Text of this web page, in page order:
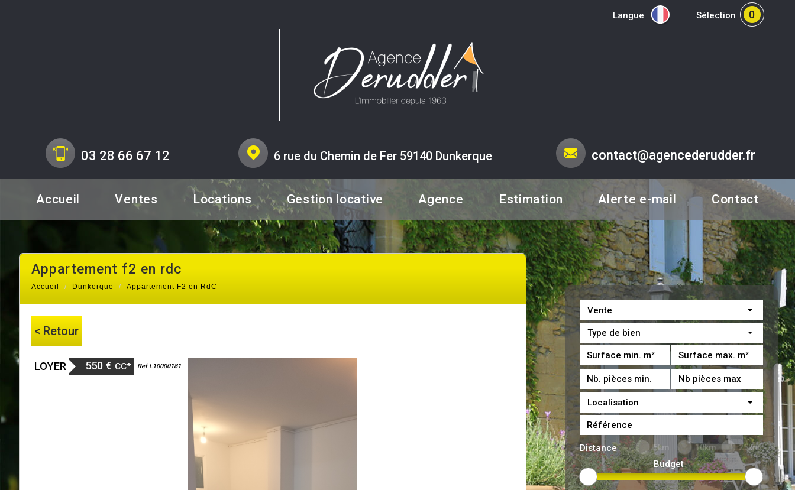
Sélection 0
Langue
03 28 66 67 12 6 rue du Chemin de Fer 59140 Dunkerque contact@agencederudder.fr
Accueil Ventes Locations Gestion locative Agence Estimation Alerte e-mail Contact
Vente
Type de bien
Localisation
Distance 5km 10km 25km
Budget
appartement f2 en rdc
Accueil Dunkerque Appartement F2 en RdC
< Retour
LOYER 550 € CC* Ref L10000181